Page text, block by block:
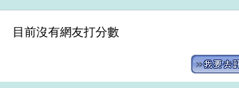
目前沒有網友打分數